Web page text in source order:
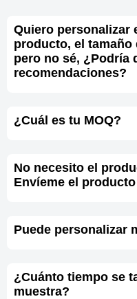
Quiero personalizar
producto, el tamaño
pero no sé, ¿Podría
recomendaciones?
¿Cuál es tu MOQ?
No necesito el
Envíeme el
Puede personalizar
¿Cuánto tiempo se
muestra?